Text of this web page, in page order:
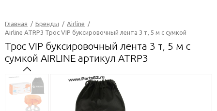
Главная / Бренды / Airline /
Airline ATRP3 Трос VIP буксировочный лента 3 т, 5 м с сумкой
Трос VIP буксировочный лента 3 т, 5 м с
сумкой AIRLINE артикул ATRP3